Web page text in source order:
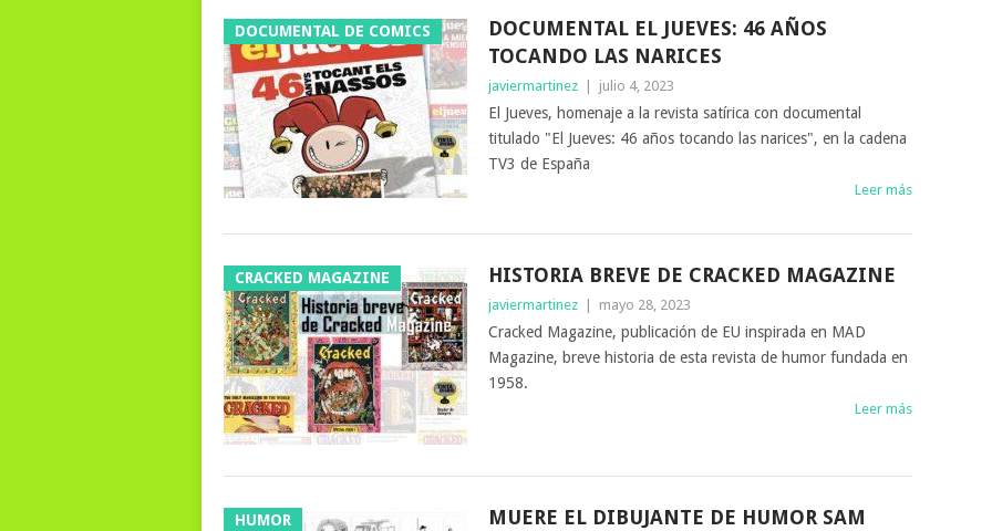
DOCUMENTAL DE COMICS
DOCUMENTAL EL JUEVES: 46 AÑOS
TOCANDO LAS NARICES
javiermartinez | julio 4, 2023
El Jueves, homenaje a la revista satírica con documental
titulado "El Jueves: 46 años tocando las narices", en la cadena
TV3 de España
Leer más
CRACKED MAGAZINE HISTORIA BREVE DE CRACKED MAGAZINE
javiermartinez | mayo 28, 2023
Cracked Magazine, publicación de EU inspirada en MAD
Magazine, breve historia de esta revista de humor fundada en
1958.
Leer más
HUMOR
MUERE EL DIBUJANTE DE HUMOR SAM